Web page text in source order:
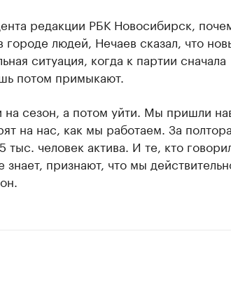
редакции РБК Новосибирск,
городе людей, Нечаев сказал, что
ситуация, когда к партии сначала
потом примыкают.
на сезон, а потом уйти. Мы пришли
на нас, как мы работаем. За
человек актива. И те, кто
признают, что мы